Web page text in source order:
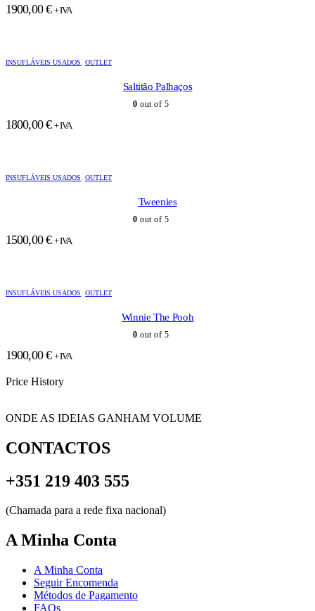
1900,00€ + IVA
INSUFLÁVEIS USADOS OUTLET
Saltitão Palhaços
0 out of 5
1800,00€ + IVA
INSUFLÁVEIS USADOS OUTLET
Tweenies
0 out of 5
1500,00€ + IVA
INSUFLÁVEIS USADOS OUTLET
Winnie The Pooh
0 out of 5
1900,00€ + IVA
Price History
ONDE AS IDEIAS GANHAM VOLUME
CONTACTOS
+351 219 403 555
(Chamada para a rede fixa nacional)
A Minha Conta
A Minha Conta
Seguir Encomenda
Métodos de Pagamento
FAQs